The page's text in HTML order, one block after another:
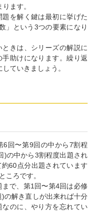
ます。
を解く鍵は最初に挙げた
」という3つの要素になり
きは、シリーズの解説に
助けになります。繰り返
ていきましょう。
6回〜第9回の中から7割程
)の中から3割程度出題され
60点分出題されています
ころです。
で、第1回〜第4回は必修
の解き直しが出来れば十分
のに、やり方を忘れてい